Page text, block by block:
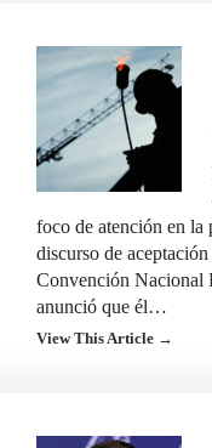
foco de atención en la
discurso de
Convención Nacional
anunció que él…
View This Article →